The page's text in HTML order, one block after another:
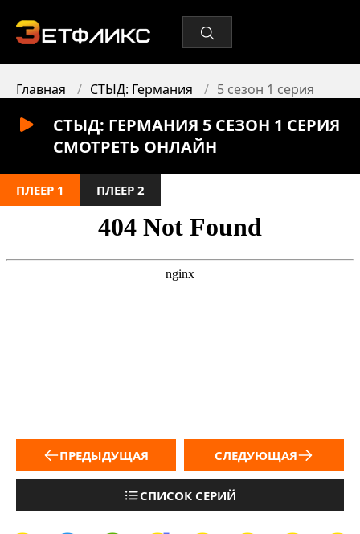
Главная СТЫД: Германия 5 сезон 1 серия
СТЫД: ГЕРМАНИЯ 5 СЕЗОН 1 СЕРИЯ
СМОТРЕТЬ ОНЛАЙН
ПЛЕЕР 1 ПЛЕЕР 2
ПРЕДЫДУЩАЯ
СПИСОК СЕРИЙ
СЛЕДУЮЩАЯ